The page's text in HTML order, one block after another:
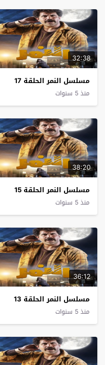
32:38
مسلسل النمر الحلقة 17
منذ 5 سنوات
38:20
مسلسل النمر الحلقة 15
منذ 5 سنوات
36:12
مسلسل النمر الحلقة 13
منذ 5 سنوات